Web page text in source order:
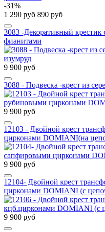
-31%
1 290 руб 890 руб
3083 -Декоративный крестик
фианитами
9 900 руб
3088 - Подвеска -крест из
9 900 руб
12103 - Двойной крест
цирконами DOMIANI(на
9 900 руб
12104- Двойной крест
цирконами DOMIANI (с
9 900 руб